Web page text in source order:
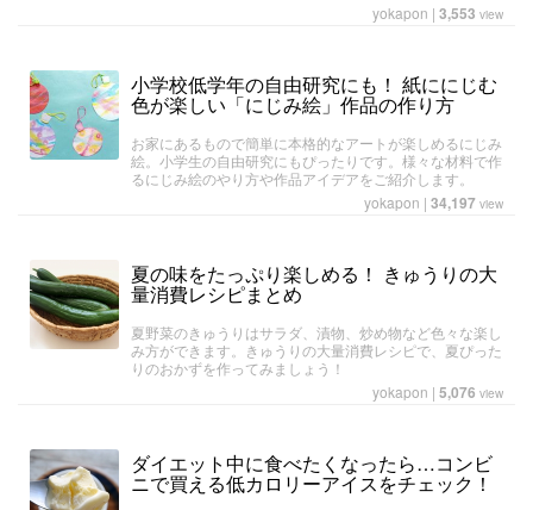
yokapon | 3,553 view
小学校低学年の自由研究にも！ 紙ににじむ
色が楽しい「にじみ絵」作品の作り方
お家にあるもので簡単に本格的なアートが楽しめるにじみ
絵。小学生の自由研究にもぴったりです。様々な材料で作
るにじみ絵のやり方や作品アイデアをご紹介します。
yokapon | 34,197 view
夏の味をたっぷり楽しめる！ きゅうりの大
量消費レシピまとめ
夏野菜のきゅうりはサラダ、漬物、炒め物など色々な楽し
み方ができます。きゅうりの大量消費レシピで、夏ぴった
りのおかずを作ってみましょう！
yokapon | 5,076 view
ダイエット中に食べたくなったら…コンビ
ニで買える低カロリーアイスをチェック！